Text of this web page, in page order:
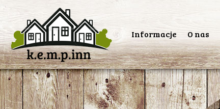
Przeskocz
do
treści
Informacje O nas